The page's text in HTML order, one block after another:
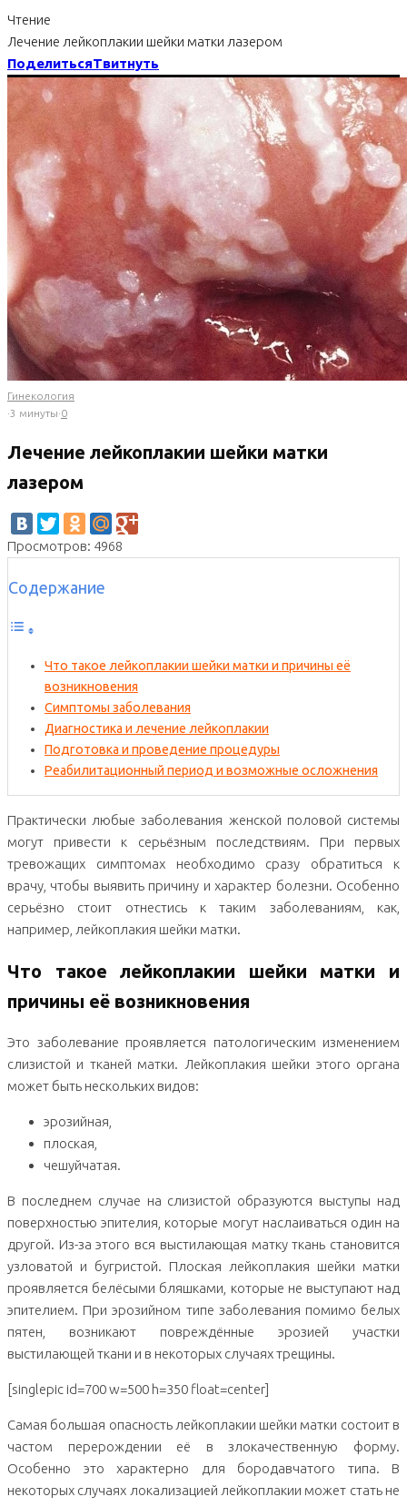
Чтение
Лечение лейкоплакии шейки матки лазером
ПоделитьсяТвитнуть
Гинекология
·3 минуты·0
Лечение лейкоплакии шейки матки
лазером
Просмотров: 4968
Содержание
Что такое лейкоплакии шейки матки и причины её
возникновения
Симптомы заболевания
Диагностика и лечение лейкоплакии
Подготовка и проведение процедуры
Реабилитационный период и возможные осложнения
Практически любые заболевания женской половой системы
могут привести к серьёзным последствиям. При первых
тревожащих симптомах необходимо сразу обратиться к
врачу, чтобы выявить причину и характер болезни. Особенно
серьёзно стоит отнестись к таким заболеваниям, как,
например, лейкоплакия шейки матки.
Что такое лейкоплакии шейки матки и
причины её возникновения
Это заболевание проявляется патологическим изменением
слизистой и тканей матки. Лейкоплакия шейки этого органа
может быть нескольких видов:
эрозийная,
плоская,
чешуйчатая.
В последнем случае на слизистой образуются выступы над
поверхностью эпителия, которые могут наслаиваться один на
другой. Из-за этого вся выстилающая матку ткань становится
узловатой и бугристой. Плоская лейкоплакия шейки матки
проявляется белёсыми бляшками, которые не выступают над
эпителием. При эрозийном типе заболевания помимо белых
пятен, возникают повреждённые эрозией участки
выстилающей ткани и в некоторых случаях трещины.
[singlepic id=700 w=500 h=350 float=center]
Самая большая опасность лейкоплакии шейки матки состоит в
частом перерождении её в злокачественную форму.
Особенно это характерно для бородавчатого типа. В
некоторых случаях локализацией лейкоплакии может стать не